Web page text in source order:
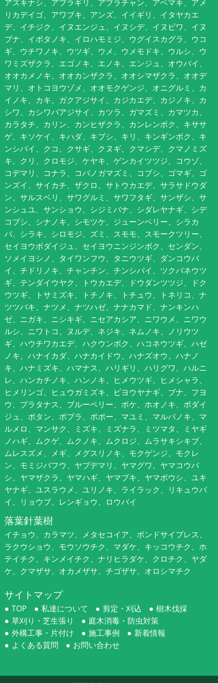
アズキナシ、アブラギリ、アブラチャン、アベマキ、アメ
リカデイゴ、アワブキ、アンズ、イイギリ、イタヤカエ
デ、イチジク、イヌエンジュ、イヌシデ、イヌビワ、イヌ
ブナ、イボタノキ、イロハモミジ、ウグイスカグラ、ウコ
ギ、ウチワノキ、ウツギ、ウメ、ウメモドキ、ウルシ、ウ
ワミズザクラ、エゴノキ、エノキ、エンジュ、オウバイ、
オオカメノキ、オオカンザクラ、オオシマザクラ、オオデ
マリ、オトコヨウゾメ、オオモクゲンジ、オニグルミ、カ
イノキ、カキ、ガクアジサイ、カジカエデ、カジノキ、カ
シワ、カシワバアジサイ、カツラ、ガマズミ、カマツカ、
カラタチ、カリン、カンヒザクラ、カンレンボク、キササ
ゲ、キソケイ、キハダ、キブシ、キリ、キンギンボク、キ
ンシバイ、クコ、クサギ、クヌギ、クマシデ、クマノミズ
キ、クリ、クロモジ、ケヤキ、ゲンカイツツジ、コウゾ、
コデマリ、コナラ、コバノガマズミ、コブシ、ゴマギ、ゴ
ンズイ、サイカチ、ザクロ、サトウカエデ、サラサドウダ
ン、サルスベリ、サワグルミ、サワフタギ、サンザシ、サ
ンシュユ、サンショウ、シジミバナ、シダレヤナギ、シデ
コブシ、シナノキ、シモツケ、ジューンベリー、シラカ
バ、シラキ、シロモジ、ズミ、スモモ、スモークツリー、
セイヨウボダイジュ、セイヨウニンジンボク、センダン、
ソメイヨシノ、タイワンフウ、タニウツギ、ダンコウバ
イ、チドリノキ、チャンチン、チンシバイ、ツクバネウツ
ギ、テンダイウヤク、トウカエデ、ドウダンツツジ、ドク
ウツギ、トサミズキ、トチノキ、トチュウ、トネリコ、ナ
ツツバキ、ナツメ、ナツハゼ、ナナカマド、ナンキンハ
ゼ、ニガキ、ニシキギ、ニセアカシア、ニワウメ、ニワウ
ルシ、ニワトコ、ヌルデ、ネジキ、ネムノキ、ノリウツ
ギ、ハウチワカエデ、ハクウンボク、ハコネウツギ、ハゼ
ノキ、ハナイカダ、ハナカイドウ、ハナズオウ、ハナノ
キ、ハナミズキ、ハマナス、ハリギリ、ハリグワ、ハルニ
レ、ハンカチノキ、ハンノキ、ヒメウツギ、ヒメシャラ、
ヒメリンゴ、ヒュウガミズキ、ビヨウヤナギ、ブナ、フヨ
ウ、プラタナス、ブルーベリー、ボケ、ホオノキ、ボダイ
ジュ、ボタン、ポプラ、ポポー、マユミ、マルバノキ、マ
ルメロ、マンサク、ミズキ、ミズナラ、ミツマタ、ミヤギ
ノハギ、ムクゲ、ムクノキ、ムクロジ、ムラサキシキブ、
ムレスズメ、メギ、メグスリノキ、モクゲンジ、モクレ
ン、モミジバフウ、ヤブデマリ、ヤマグワ、ヤマコウバ
シ、ヤマザクラ、ヤマハギ、ヤマブキ、ヤマボウシ、ユキ
ヤナギ、ユスラウメ、ユリノキ、ライラック、リキュウバ
イ、リョウブ、レンギョウ、ロウバイ
落葉針葉樹
イチョウ、カラマツ、メタセコイア、ポンドサイプレス、
ラクウショウ、モウソウチク、マダケ、キッコウチク、ホ
テイチク、キンメイチク、ナリヒラダケ、クロチク、ヤダ
ケ、クマザサ、オカメザサ、チゴザサ、オロシマチク
サイトマップ
TOP 私達について 剪定・刈込
樹木伐採
草刈り・芝生張り
庭木消毒・防虫対策
外構工事・片付け
施工事例
新着情報
よくある質問
お問い合わせ